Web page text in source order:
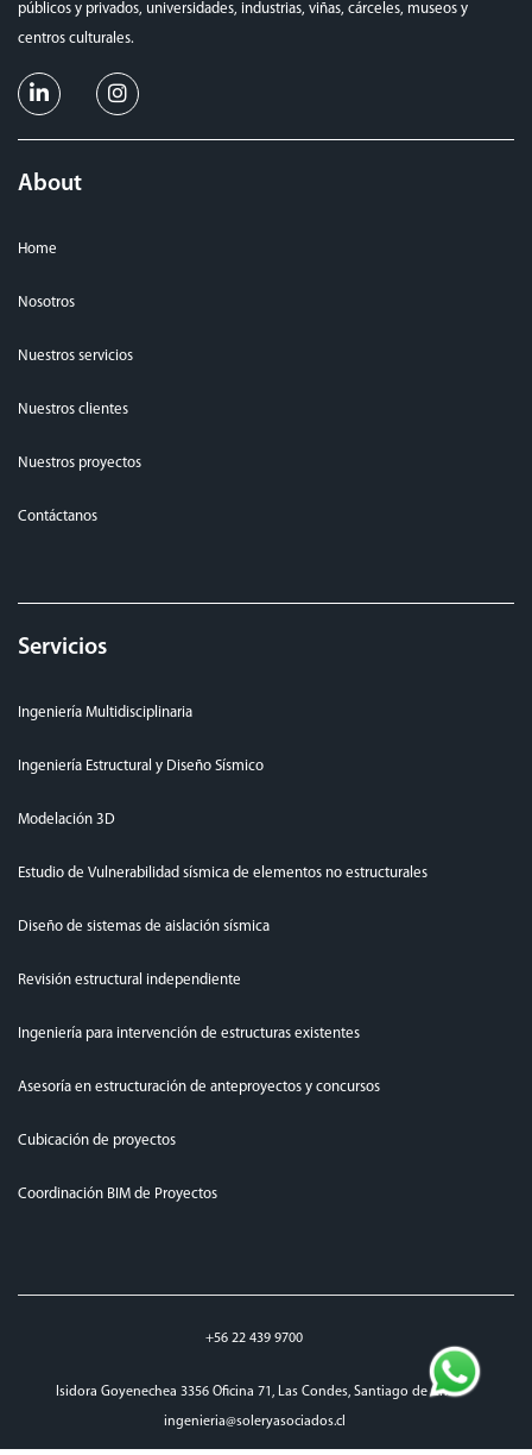
públicos y privados, universidades, industrias, viñas, cárceles, museos y
centros culturales.
About
Home
Nosotros
Nuestros servicios
Nuestros clientes
Nuestros proyectos
Contáctanos
Servicios
Ingeniería Multidisciplinaria
Ingeniería Estructural y Diseño Sísmico
Modelación 3D
Estudio de Vulnerabilidad sísmica de elementos no estructurales
Diseño de sistemas de aislación sísmica
Revisión estructural independiente
Ingeniería para intervención de estructuras existentes
Asesoría en estructuración de anteproyectos y concursos
Cubicación de proyectos
Coordinación BIM de Proyectos
+56 22 439 9700
Isidora Goyenechea 3356 Oficina 71, Las Condes, Santiago de Chile
ingenieria@soleryasociados.cl